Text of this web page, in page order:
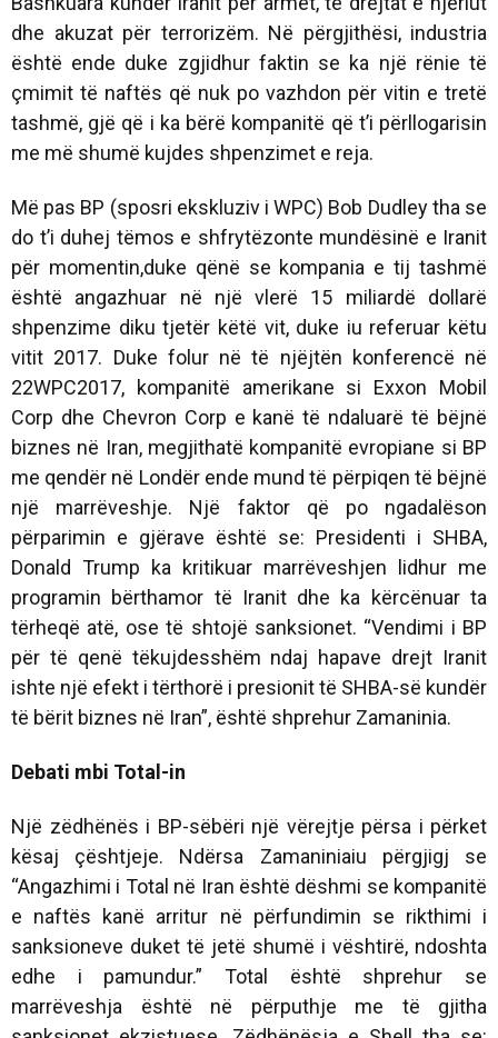
dhe akuzat për terrorizëm. Në përgjithësi, industria
është ende duke zgjidhur faktin se ka një rënie të
çmimit të naftës që nuk po vazhdon për vitin e tretë
tashmë, gjë që i ka bërë kompanitë që t’i përllogarisin
me më shumë kujdes shpenzimet e reja.
Më pas BP (sposri ekskluziv i WPC) Bob Dudley tha se
do t’i duhej tëmos e shfrytëzonte mundësinë e Iranit
për momentin,duke qënë se kompania e tij tashmë
është angazhuar në një vlerë 15 miliardë dollarë
shpenzime diku tjetër këtë vit, duke iu referuar këtu
vitit 2017. Duke folur në të njëjtën konferencë në
22WPC2017, kompanitë amerikane si Exxon Mobil
Corp dhe Chevron Corp e kanë të ndaluarë të bëjnë
biznes në Iran, megjithatë kompanitë evropiane si BP
me qendër në Londër ende mund të përpiqen të bëjnë
një marrëveshje. Një faktor që po ngadalëson
përparimin e gjërave është se: Presidenti i SHBA,
Donald Trump ka kritikuar marrëveshjen lidhur me
programin bërthamor të Iranit dhe ka kërcënuar ta
tërheqë atë, ose të shtojë sanksionet. “Vendimi i BP
për të qenë tëkujdesshëm ndaj hapave drejt Iranit
ishte një efekt i tërthorë i presionit të SHBA-së kundër
të bërit biznes në Iran”, është shprehur Zamaninia.
Debati mbi Total-in
Një zëdhënës i BP-sëbëri një vërejtje përsa i përket
kësaj çështjeje. Ndërsa Zamaniniaiu përgjigj se
“Angazhimi i Total në Iran është dëshmi se kompanitë
e naftës kanë arritur në përfundimin se rikthimi i
sanksioneve duket të jetë shumë i vështirë, ndoshta
edhe i pamundur.” Total është shprehur se
marrëveshja është në përputhje me të gjitha